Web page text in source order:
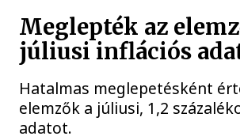
Meglepték az
júliusi inflációs
Hatalmas meglepetésként
elemzők a júliusi, 1,2
adatot.